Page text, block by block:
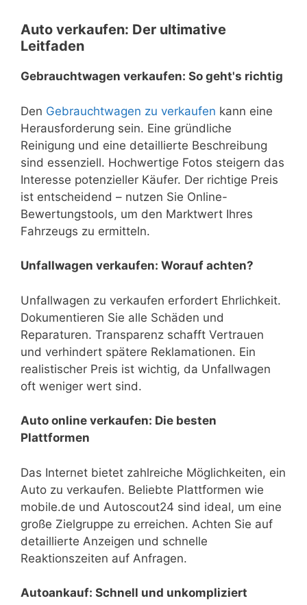
Auto verkaufen: Der ultimative
Leitfaden
Gebrauchtwagen verkaufen: So geht's richtig
Den Gebrauchtwagen zu verkaufen kann eine
Herausforderung sein. Eine gründliche
Reinigung und eine detaillierte Beschreibung
sind essenziell. Hochwertige Fotos steigern das
Interesse potenzieller Käufer. Der richtige Preis
ist entscheidend – nutzen Sie Online-
Bewertungstools, um den Marktwert Ihres
Fahrzeugs zu ermitteln.
Unfallwagen verkaufen: Worauf achten?
Unfallwagen zu verkaufen erfordert Ehrlichkeit.
Dokumentieren Sie alle Schäden und
Reparaturen. Transparenz schafft Vertrauen
und verhindert spätere Reklamationen. Ein
realistischer Preis ist wichtig, da Unfallwagen
oft weniger wert sind.
Auto online verkaufen: Die besten
Plattformen
Das Internet bietet zahlreiche Möglichkeiten, ein
Auto zu verkaufen. Beliebte Plattformen wie
mobile.de und Autoscout24 sind ideal, um eine
große Zielgruppe zu erreichen. Achten Sie auf
detaillierte Anzeigen und schnelle
Reaktionszeiten auf Anfragen.
Autoankauf: Schnell und unkompliziert